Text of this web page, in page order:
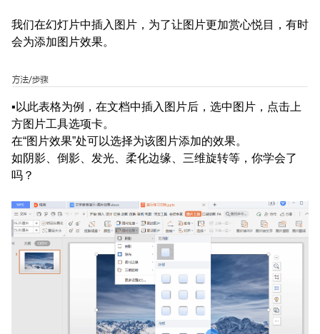
我们在幻灯片中插入图片，为了让图片更加赏心悦目，有时
会为添加图片效果。
▪以此表格为例，在文档中插入图片后，选中图片，点击上
方图片工具选项卡。
在“图片效果”处可以选择为该图片添加的效果。
如阴影、倒影、发光、柔化边缘、三维旋转等，你学会了
吗？